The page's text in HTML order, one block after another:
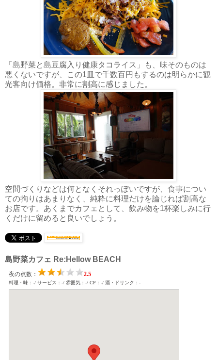
「島野菜と島豆腐入り健康タコライス」も、味そのものは
悪くないですが、この1皿で千数百円もするのは明らかに観
光客向け価格。非常に割高に感じました。
空間づくりなどは何となくそれっぽいですが、食事につい
ての拘りはあまりなく、純粋に料理だけを論じれば割高な
お店です。あくまでカフェとして、飲み物を1杯楽しみに行
くだけに留めると良いでしょう。
島野菜カフェ Re:Hellow BEACH